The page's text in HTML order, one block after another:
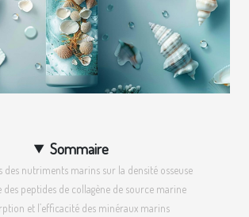
Sommaire
des nutriments marins sur la densité osseuse
des peptides de collagène de source marine
et l’efficacité des minéraux marins